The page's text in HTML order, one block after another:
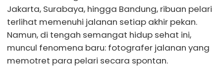
Jakarta, Surabaya, hingga Bandung, ribuan pelari
terlihat memenuhi jalanan setiap akhir pekan.
Namun, di tengah semangat hidup sehat ini,
muncul fenomena baru: fotografer jalanan yang
memotret para pelari secara spontan.